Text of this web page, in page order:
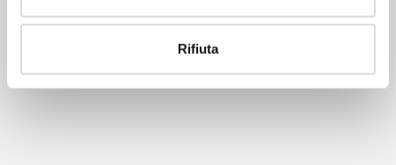
Rifiuta